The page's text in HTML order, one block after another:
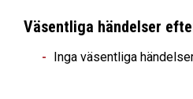
Väsentliga händelser
Inga väsentliga